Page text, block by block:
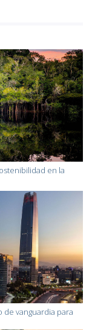
en la
de vanguardia para